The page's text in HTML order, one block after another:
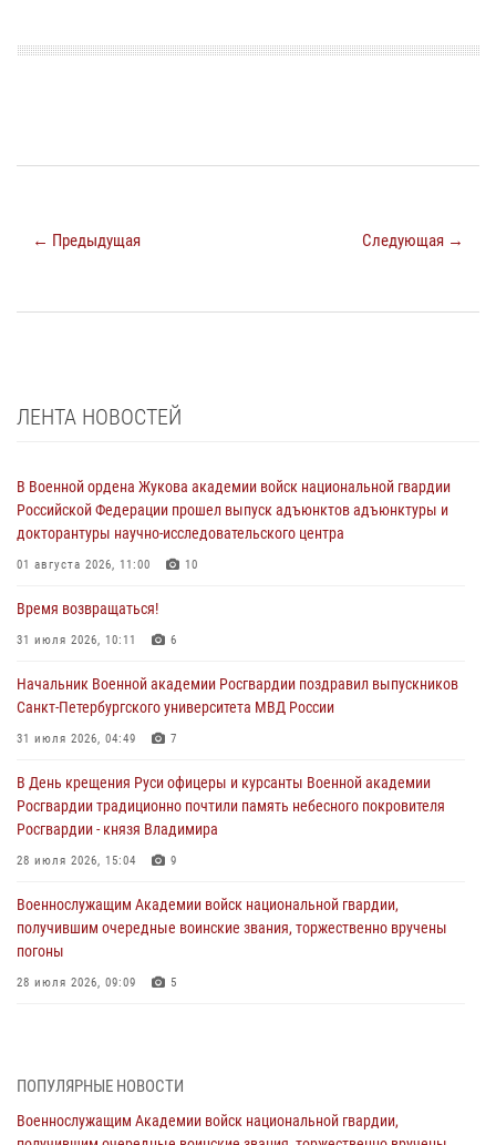
← Предыдущая Следующая →
ЛЕНТА НОВОСТЕЙ
В Военной ордена Жукова академии войск национальной гвардии
Российской Федерации прошел выпуск адъюнктов адъюнктуры и
докторантуры научно-исследовательского центра
01 августа 2026, 11:00 10
Время возвращаться!
31 июля 2026, 10:11 6
Начальник Военной академии Росгвардии поздравил выпускников
Санкт-Петербургского университета МВД России
31 июля 2026, 04:49 7
В День крещения Руси офицеры и курсанты Военной академии
Росгвардии традиционно почтили память небесного покровителя
Росгвардии - князя Владимира
28 июля 2026, 15:04 9
Военнослужащим Академии войск национальной гвардии,
получившим очередные воинские звания, торжественно вручены
погоны
28 июля 2026, 09:09 5
27 июля 2026, 14:49 7
Военная академия информирует!
ПОПУЛЯРНЫЕ НОВОСТИ
Военнослужащим Академии войск национальной гвардии,